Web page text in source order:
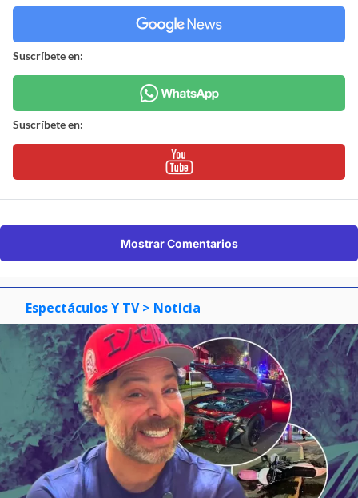
Suscríbete en:
Suscríbete en:
Mostrar Comentarios
Espectáculos Y TV > Noticia